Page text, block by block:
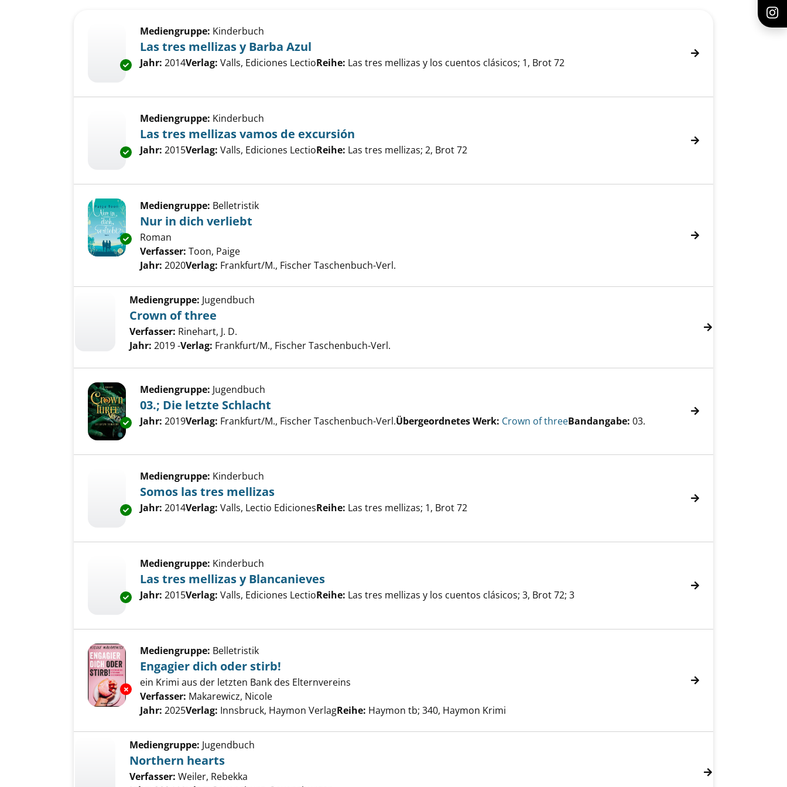
Exemplar-Details von Las tres mellizas y Barba Azul anzeigen
Mediengruppe: Kinderbuch
Las tres mellizas y Barba Azul
Suche nach diesem Verfasser
Jahr: 2014Verlag: Valls, Ediciones LectioReihe: Las tres mellizas y los cuentos clásicos; 1, Brot 72
Exemplar-Details von Las tres mellizas vamos de excursión anzeigen
Mediengruppe: Kinderbuch
Las tres mellizas vamos de excursión
Suche nach diesem Verfasser
Jahr: 2015Verlag: Valls, Ediciones LectioReihe: Las tres mellizas; 2, Brot 72
Exemplar-Details von Nur in dich verliebt anzeigen
Mediengruppe: Belletristik
Nur in dich verliebt
Roman
Verfasser: Toon, Paige
Jahr: 2020Verlag: Frankfurt/M., Fischer Taschenbuch-Verl.
Mediengruppe: Jugendbuch
Crown of three
Verfasser: Rinehart, J. D.
Jahr: 2019 -Verlag: Frankfurt/M., Fischer Taschenbuch-Verl.
Exemplar-Details von 03.; Die letzte Schlacht anzeigen
Mediengruppe: Jugendbuch
03.; Die letzte Schlacht
Suche nach diesem Verfasser
Jahr: 2019Verlag: Frankfurt/M., Fischer Taschenbuch-Verl.Übergeordnetes Werk: Crown of threeBandangabe: 03.
Exemplar-Details von Somos las tres mellizas anzeigen
Mediengruppe: Kinderbuch
Somos las tres mellizas
Suche nach diesem Verfasser
Jahr: 2014Verlag: Valls, Lectio EdicionesReihe: Las tres mellizas; 1, Brot 72
Exemplar-Details von Las tres mellizas y Blancanieves anzeigen
Mediengruppe: Kinderbuch
Las tres mellizas y Blancanieves
Suche nach diesem Verfasser
Jahr: 2015Verlag: Valls, Ediciones LectioReihe: Las tres mellizas y los cuentos clásicos; 3, Brot 72; 3
Exemplar-Details von Engagier dich oder stirb! anzeigen
Mediengruppe: Belletristik
Engagier dich oder stirb!
ein Krimi aus der letzten Bank des Elternvereins
Verfasser: Makarewicz, Nicole
Jahr: 2025Verlag: Innsbruck, Haymon VerlagReihe: Haymon tb; 340, Haymon Krimi
Mediengruppe: Jugendbuch
Northern hearts
Verfasser: Weiler, Rebekka